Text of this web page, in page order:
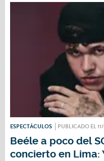
ESPECTÁCULOS PUBLICADO EL
Beéle a poco del
concierto en Lima: